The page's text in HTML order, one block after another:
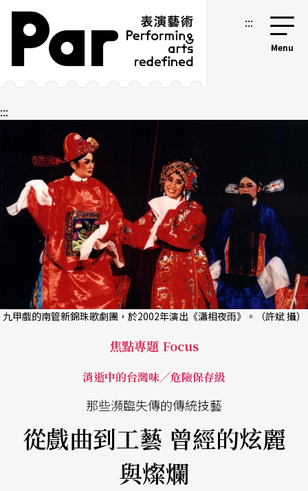
跳到主要內容區塊
網站導覽 :::
:::
九甲戲的南管新錦珠歌劇團，於2002年演出《瀟相夜雨》。（許斌 攝）
焦點專題 Focus
消逝中的台灣味╱危險保存級
那些瀕臨失傳的傳統技藝
從戲曲到工藝 曾經的炫麗
與燦爛